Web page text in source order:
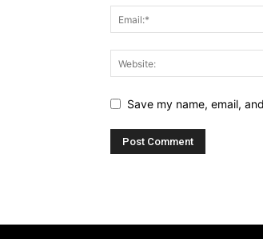
Save my name, email,